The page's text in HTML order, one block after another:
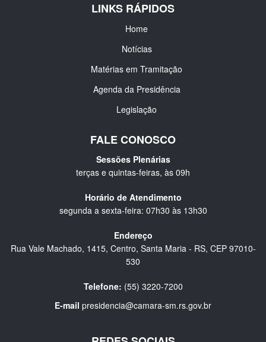
LINKS RÁPIDOS
Home
Notícias
Matérias em Tramitação
Agenda da Presidência
Legislação
FALE CONOSCO
Sessões Plenárias
terças e quintas-feiras, às 09h
Horário de Atendimento
segunda a sexta-feira: 07h30 às 13h30
Endereço
Rua Vale Machado, 1415, Centro, Santa Maria - RS, CEP 97010-
530
Telefone: (55) 3220-7200
E-mail presidencia@camara-sm.rs.gov.br